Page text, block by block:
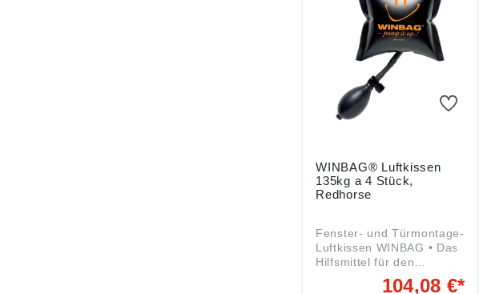
WINBAG® Luftkissen
135kg a 4 Stück,
Redhorse
Fenster- und Türmontage-
Luftkissen WINBAG • Das
Hilfsmittel für den
schnellen und perfekten
Einbau von Fenstern •
104,08 €*